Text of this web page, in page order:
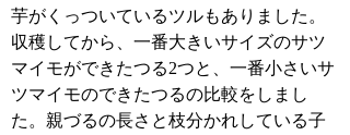
芋がくっついているツルもありました。
収穫してから、一番大きいサイズのサツ
マイモができたつる2つと、一番小さいサ
ツマイモのできたつるの比較をしまし
た。親づるの長さと枝分かれしている子